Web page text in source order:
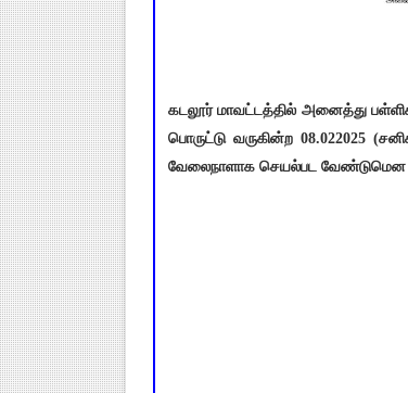
கடலூர் மாவட்டத்தில் அனைத்து
பொருட்டு வருகின்ற 08.022025
வேலைநாளாக செயல்பட வேண்டுமென